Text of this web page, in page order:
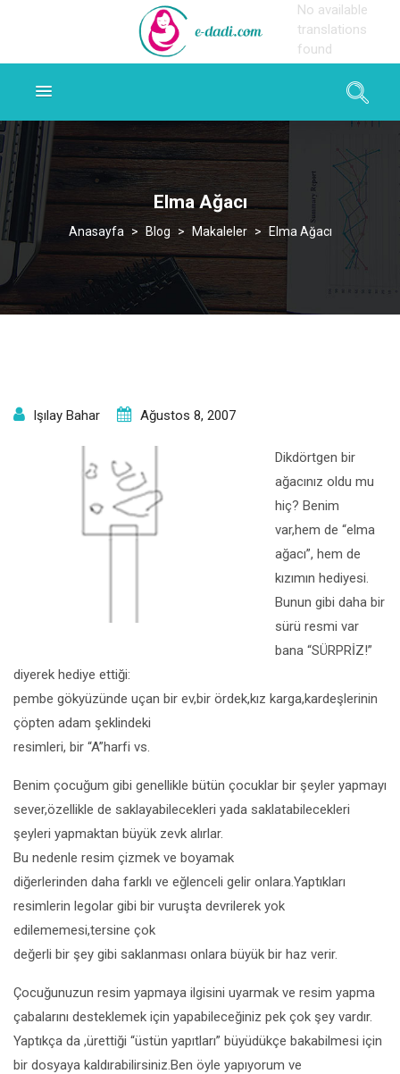
Elma Ağacı
> Blog > Makaleler > Elma Ağacı
Işılay Bahar Ağustos 8, 2007
Dikdörtgen bir
ağacınız oldu mu
hiç? Benim
var,hem de “elma
ağacı”, hem de
kızımın hediyesi.
Bunun gibi daha bir
sürü resmi var
bana “SÜRPRİZ!”
diyerek hediye ettiği:
pembe gökyüzünde uçan bir ev,bir ördek,kız karga,kardeşlerinin
çöpten adam şeklindeki
resimleri, bir “A”harfi vs.
Benim çocuğum gibi genellikle bütün çocuklar bir şeyler yapmayı
sever,özellikle de saklayabilecekleri yada saklatabilecekleri
şeyleri yapmaktan büyük zevk alırlar.
Bu nedenle resim çizmek ve boyamak
diğerlerinden daha farklı ve eğlenceli gelir onlara.Yaptıkları
resimlerin legolar gibi bir vuruşta devrilerek yok
edilememesi,tersine çok
değerli bir şey gibi saklanması onlara büyük bir haz verir.
Çocuğunuzun resim yapmaya ilgisini uyarmak ve resim yapma
çabalarını desteklemek için yapabileceğiniz pek çok şey vardır.
Yaptıkça da ,ürettiği “üstün yapıtları” büyüdükçe bakabilmesi için
bir dosyaya kaldırabilirsiniz.Ben öyle yapıyorum ve
No available
translations
found